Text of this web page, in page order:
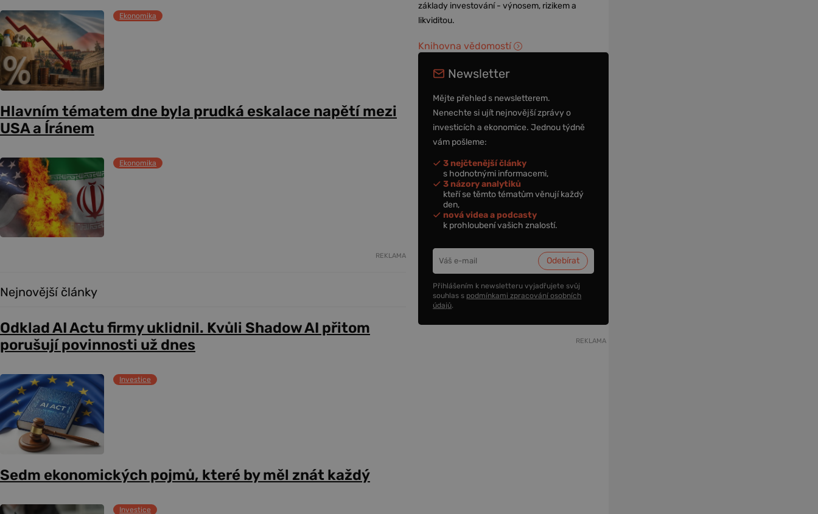
Ekonomika
Hlavním tématem dne byla prudká eskalace napětí mezi
USA a Íránem
Ekonomika
REKLAMA
Nejnovější články
Odklad AI Actu firmy uklidnil. Kvůli Shadow AI přitom
porušují povinnosti už dnes
Investice
Sedm ekonomických pojmů, které by měl znát každý
Investice
základy investování - výnosem, rizikem a
likviditou.
Knihovna vědomostí
Newsletter
Mějte přehled s newsletterem.
Nenechte si ujít nejnovější zprávy o
investicích a ekonomice. Jednou týdně
vám pošleme:
3 nejčtenější články
s hodnotnými informacemi,
3 názory analytiků
kteří se těmto tématům věnují každý
den,
nová videa a podcasty
k prohloubení vašich znalostí.
Přihlášením k newsletteru vyjadřujete svůj
souhlas s podmínkami zpracování osobních
údajů.
REKLAMA